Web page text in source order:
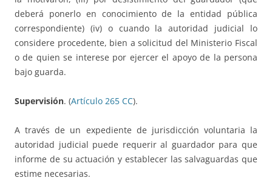
deberá ponerlo en conocimiento de la entidad pública
correspondiente) (iv) o cuando la autoridad judicial lo
considere procedente, bien a solicitud del Ministerio Fiscal
o de quien se interese por ejercer el apoyo de la persona
bajo guarda.
Supervisión. (Artículo 265 CC).
A través de un expediente de jurisdicción voluntaria la
autoridad judicial puede requerir al guardador para que
informe de su actuación y establecer las salvaguardas que
estime necesarias.